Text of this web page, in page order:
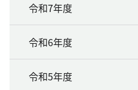
令和7年度
令和6年度
令和5年度